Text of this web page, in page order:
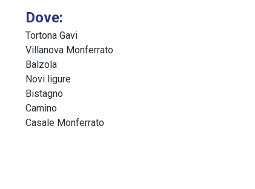
Dove:
Tortona Gavi
Villanova Monferrato
Balzola
Novi ligure
Bistagno
Camino
Casale Monferrato